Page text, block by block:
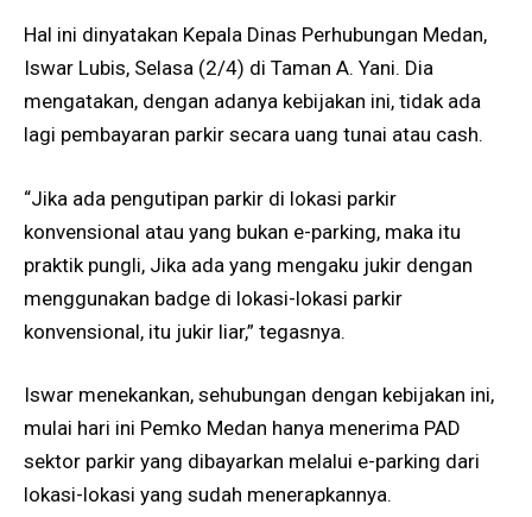
Hal ini dinyatakan Kepala Dinas Perhubungan Medan,
Iswar Lubis, Selasa (2/4) di Taman A. Yani. Dia
mengatakan, dengan adanya kebijakan ini, tidak ada
lagi pembayaran parkir secara uang tunai atau cash.
“Jika ada pengutipan parkir di lokasi parkir
konvensional atau yang bukan e-parking, maka itu
praktik pungli, Jika ada yang mengaku jukir dengan
menggunakan badge di lokasi-lokasi parkir
konvensional, itu jukir liar,” tegasnya.
Iswar menekankan, sehubungan dengan kebijakan ini,
mulai hari ini Pemko Medan hanya menerima PAD
sektor parkir yang dibayarkan melalui e-parking dari
lokasi-lokasi yang sudah menerapkannya.